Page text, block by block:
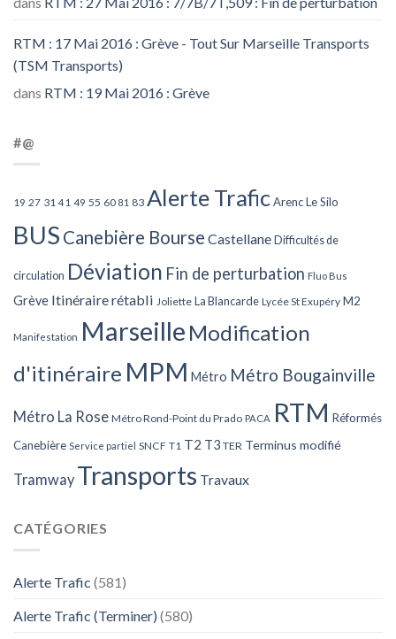
RTM : 17 Mai 2016 : Grève - Tout Sur Marseille Transports
(TSM Transports)
dans RTM : 19 Mai 2016 : Grève
#@
19 27 31 41 49 55 60 81 83 Alerte TraficArenc Le Silo
BUS Canebière Bourse Castellane Difficultés de
circulation Déviation Fin de perturbation Fluo Bus
Grève Itinéraire rétabli Joliette La Blancarde Lycée St Exupéry M2
Manifestation Marseille Modification
d'itinéraire MPM Métro Métro Bougainville
Métro La Rose Métro Rond-Point du Prado PACA RTM Réformés
Canebière Service partiel SNCF T1 T2 T3 TER Terminus modifié
Tramway Transports Travaux
CATÉGORIES
Alerte Trafic (581)
Alerte Trafic (Terminer) (580)